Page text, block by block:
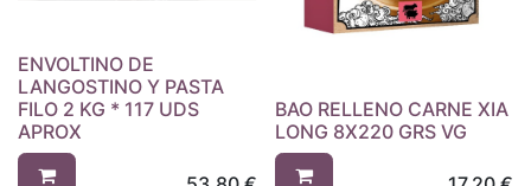
ENVOLTINO DE
LANGOSTINO Y PASTA
FILO 2 KG * 117 UDS
APROX
BAO RELLENO CARNE XIA
LONG 8X220 GRS VG